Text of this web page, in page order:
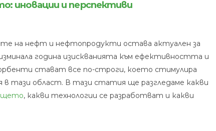
иновации и перспективи
на нефт и нефтопродукти остава актуален за
година изискванията към ефективността и
стават все по-строги, което стимулира
тази област. В тази статия ще разгледаме какви
, какви технологии се разработват и какви